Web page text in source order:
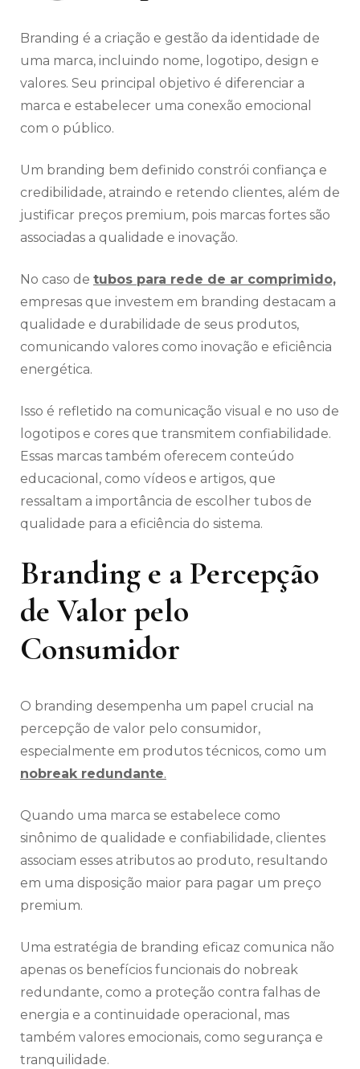
Branding é a criação e gestão da identidade de
uma marca, incluindo nome, logotipo, design e
valores. Seu principal objetivo é diferenciar a
marca e estabelecer uma conexão emocional
com o público.
Um branding bem definido constrói confiança e
credibilidade, atraindo e retendo clientes, além de
justificar preços premium, pois marcas fortes são
associadas a qualidade e inovação.
No caso de tubos para rede de ar comprimido,
empresas que investem em branding destacam a
qualidade e durabilidade de seus produtos,
comunicando valores como inovação e eficiência
energética.
Isso é refletido na comunicação visual e no uso de
logotipos e cores que transmitem confiabilidade.
Essas marcas também oferecem conteúdo
educacional, como vídeos e artigos, que
ressaltam a importância de escolher tubos de
qualidade para a eficiência do sistema.
Branding e a Percepção
de Valor pelo
Consumidor
O branding desempenha um papel crucial na
percepção de valor pelo consumidor,
especialmente em produtos técnicos, como um
nobreak redundante.
Quando uma marca se estabelece como
sinônimo de qualidade e confiabilidade, clientes
associam esses atributos ao produto, resultando
em uma disposição maior para pagar um preço
premium.
Uma estratégia de branding eficaz comunica não
apenas os benefícios funcionais do nobreak
redundante, como a proteção contra falhas de
energia e a continuidade operacional, mas
também valores emocionais, como segurança e
tranquilidade.